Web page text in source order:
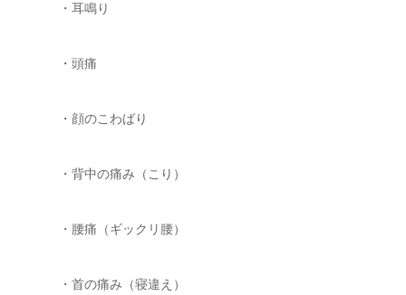
・耳鳴り
・頭痛
・顔のこわばり
・背中の痛み（こり）
・腰痛（ギックリ腰）
・首の痛み（寝違え）